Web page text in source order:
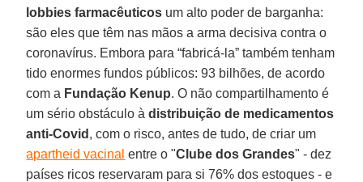
lobbies farmacêuticos um alto poder de barganha:
são eles que têm nas mãos a arma decisiva contra o
coronavírus. Embora para “fabricá-la” também tenham
tido enormes fundos públicos: 93 bilhões, de acordo
com a Fundação Kenup. O não compartilhamento é
um sério obstáculo àdistribuição de medicamentos
anti-Covid , com o risco, antes de tudo, de criar um
apartheid vacinal entre o "Clube dos Grandes" - dez
países ricos reservaram para si 76% dos estoques - e